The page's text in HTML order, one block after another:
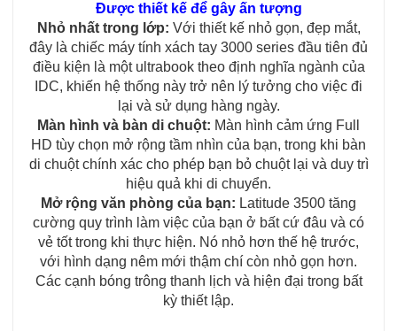
Được thiết kế để gây ấn tượng
Nhỏ nhất trong lớp: Với thiết kế nhỏ gọn, đẹp mắt,
đây là chiếc máy tính xách tay 3000 series đầu tiên đủ
điều kiện là một ultrabook theo định nghĩa ngành của
IDC, khiến hệ thống này trở nên lý tưởng cho việc đi
lại và sử dụng hàng ngày.
Màn hình và bàn di chuột: Màn hình cảm ứng Full
HD tùy chọn mở rộng tầm nhìn của bạn, trong khi bàn
di chuột chính xác cho phép bạn bỏ chuột lại và duy trì
hiệu quả khi di chuyển.
Mở rộng văn phòng của bạn: Latitude 3500 tăng
cường quy trình làm việc của bạn ở bất cứ đâu và có
vẻ tốt trong khi thực hiện. Nó nhỏ hơn thế hệ trước,
với hình dạng nêm mới thậm chí còn nhỏ gọn hơn.
Các cạnh bóng trông thanh lịch và hiện đại trong bất
kỳ thiết lập.